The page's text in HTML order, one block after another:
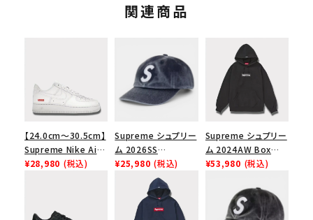
関連商品
【24.0cm～30.5cm】
Supreme Nike Air
Force 1 Low シュプ
¥28,980 (税込)
Supreme シュプリー
ム 2026SS
Pigment Coated S
Logo 6-Panel ピグ
メントコーテッド Sロ
ゴ 6パネル ネイビー
¥25,980 (税込)
Supreme シュプリー
ム 2024AW Box
Logo Hooded
スロゴフードパーカー
ブラック 黒
¥53,980 (税込)